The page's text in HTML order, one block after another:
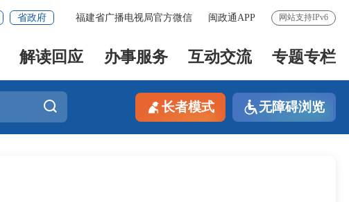
省政府 福建省广播电视局官方微信 闽政通APP 网站支持IPv6
解读回应 办事服务 互动交流 专题专栏
长者模式 无障碍浏览